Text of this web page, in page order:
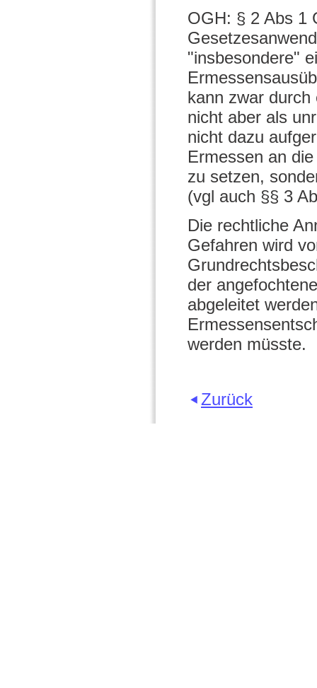
OGH: § 2 Abs 1
"insbesondere"
kann zwar
nicht aber als
nicht dazu
Ermessen an
zu setzen,
(vgl auch §§ 3
Die rechtliche
Gefahren wird
der
abgeleitet
werden müsste.
Zurück